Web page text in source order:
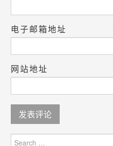
电子邮箱地址
网站地址